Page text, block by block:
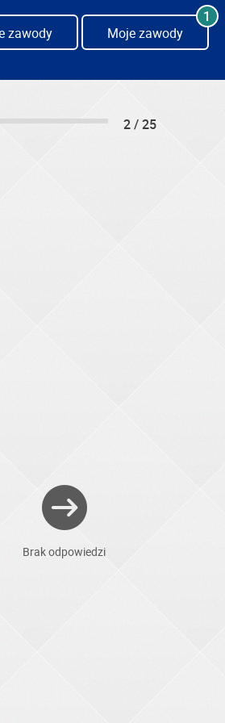
zawody Moje zawody
1
2 / 25
Brak odpowiedzi